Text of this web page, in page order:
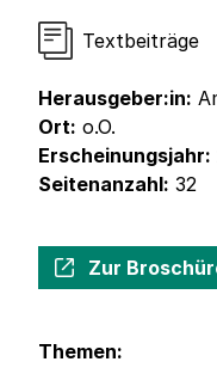
Textbeiträge
Herausgeber:in:
Ort: o.O.
Erscheinungsjahr:
Seitenanzahl: 32
Zur
Themen: